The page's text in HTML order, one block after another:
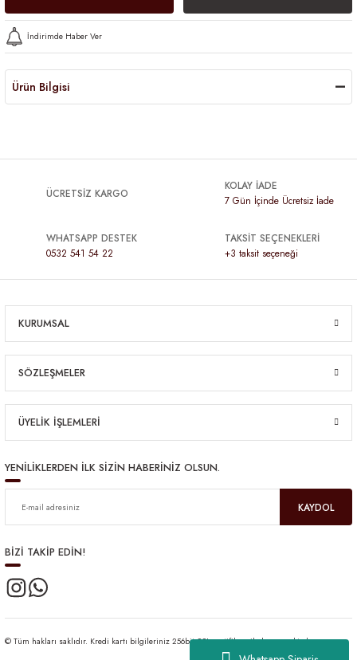
İndirimde Haber Ver
Ürün Bilgisi
ÜCRETSİZ KARGO
KOLAY İADE
7 Gün İçinde Ücretsiz İade
WHATSAPP DESTEK
0532 541 54 22
TAKSİT SEÇENEKLERİ
+3 taksit seçeneği
KURUMSAL
SÖZLEŞMELER
ÜYELİK İŞLEMLERİ
YENİLİKLERDEN İLK SİZİN HABERİNİZ OLSUN.
KAYDOL
BİZİ TAKİP EDİN!
© Tüm hakları saklıdır. Kredi kartı bilgileriniz 256bit SSL sertifikası ile korunmaktadır.